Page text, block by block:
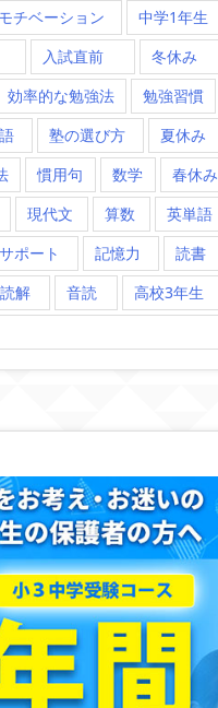
モチベーション 中学1年生
入試直前 冬休み
効率的な勉強法 勉強習慣
塾の選び方 夏休み
慣用句 数学 春休み
現代文 算数 英単語
ポート 記憶力 読書
解 音読 高校3年生